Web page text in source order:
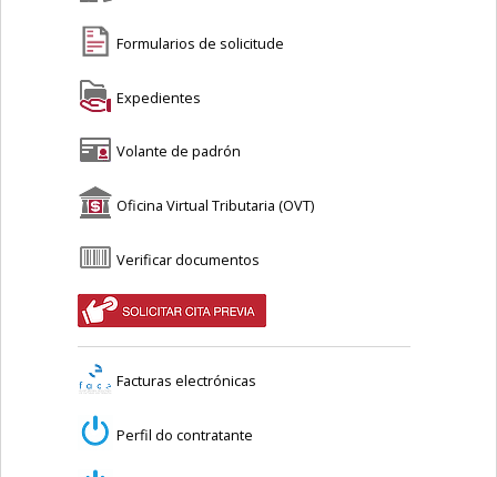
Formularios de solicitude
Expedientes
Volante de padrón
Oficina Virtual Tributaria (OVT)
Verificar documentos
Facturas electrónicas
Perfil do contratante